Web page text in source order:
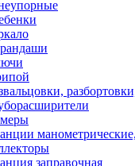
заправочная